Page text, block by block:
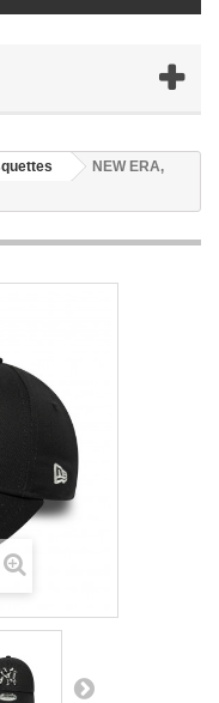
NEW ERA,